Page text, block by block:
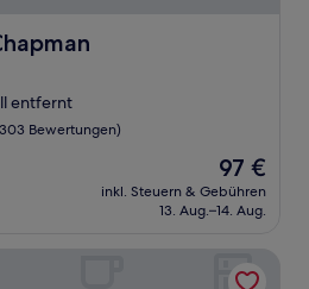
entfernt
Bewertungen)
Der
Preis
beträgt
97 €
inkl. Steuern & Gebühren
13. Aug.–14. Aug.